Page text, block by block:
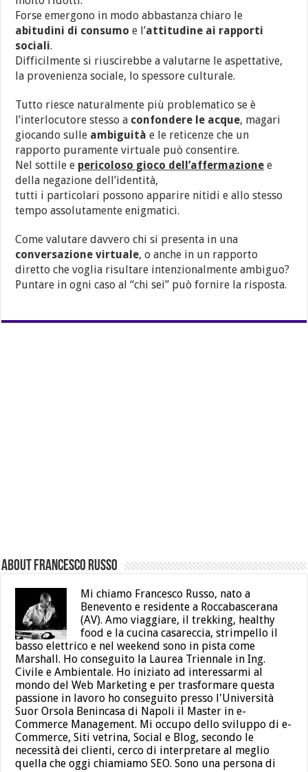
Forse emergono in modo abbastanza chiaro le
abitudini di consumo e l’attitudine ai rapporti
sociali.
Difficilmente si riuscirebbe a valutarne le aspettative,
la provenienza sociale, lo spessore culturale.
Tutto riesce naturalmente più problematico se è
l’interlocutore stesso a confondere le acque, magari
giocando sulle ambiguità e le reticenze che un
rapporto puramente virtuale può consentire.
Nel sottile e pericoloso gioco dell’affermazione e
della negazione dell’identità,
tutti i particolari possono apparire nitidi e allo stesso
tempo assolutamente enigmatici.
Come valutare davvero chi si presenta in una
conversazione virtuale, o anche in un rapporto
diretto che voglia risultare intenzionalmente ambiguo?
Puntare in ogni caso al “chi sei” può fornire la risposta.
About Francesco Russo
Mi chiamo Francesco Russo, nato a
Benevento e residente a Roccabascerana
(AV). Amo viaggiare, il trekking, healthy
food e la cucina casareccia, strimpello il
basso elettrico e nel weekend sono in pista come
Marshall. Ho conseguito la Laurea Triennale in Ing.
Civile e Ambientale. Ho iniziato ad interessarmi al
mondo del Web Marketing e per trasformare questa
passione in lavoro ho conseguito presso l'Università
Suor Orsola Benincasa di Napoli il Master in e-
Commerce Management. Mi occupo dello sviluppo di e-
Commerce, Siti vetrina, Social e Blog, secondo le
necessità dei clienti, cerco di interpretare al meglio
quella che oggi chiamiamo SEO. Sono una persona di